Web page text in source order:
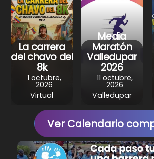
A
p
p
o
o
k
r
e
s
t
r
a
m
La carrera
del chavo del
8k
1 octubre,
2026
Virtual
Media
Maratón
Valledupar
2026
11 octubre,
2026
Valledupar
Ver Calendario